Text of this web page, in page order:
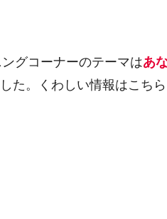
グコーナーのテーマはあ
た。くわしい情報はこちら